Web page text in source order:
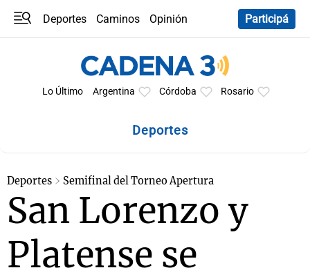
Deportes Caminos
Opinión
Participá
Lo Último Argentina Córdoba Rosario
Deportes
Deportes Semifinal del Torneo Apertura
San Lorenzo y
Platense se